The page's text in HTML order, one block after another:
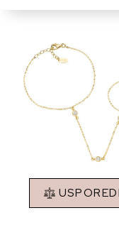
USPOREDI